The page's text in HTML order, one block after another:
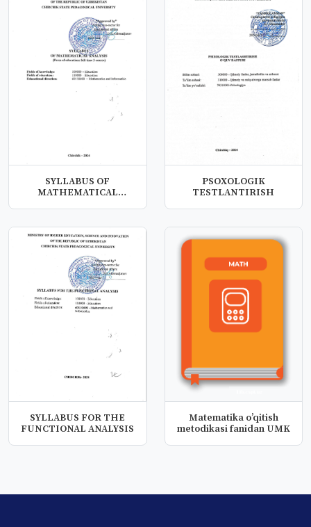
SYLLABUS OF
MATHEMATICAL
PSOXOLOGIK
TESTLANTIRISH
SYLLABUS FOR THE
FUNCTIONAL ANALYSIS
Matematika o’qitish
metodikasi fanidan UMK